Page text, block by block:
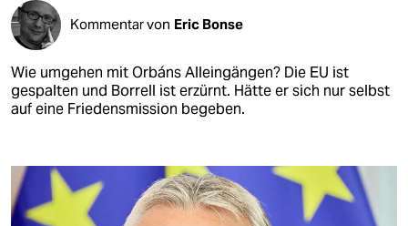
Kommentar von Eric Bonse
Wie umgehen mit Orbáns Alleingängen? Die EU ist
gespalten und Borrell ist erzürnt. Hätte er sich nur selbst
auf eine Friedensmission begeben.